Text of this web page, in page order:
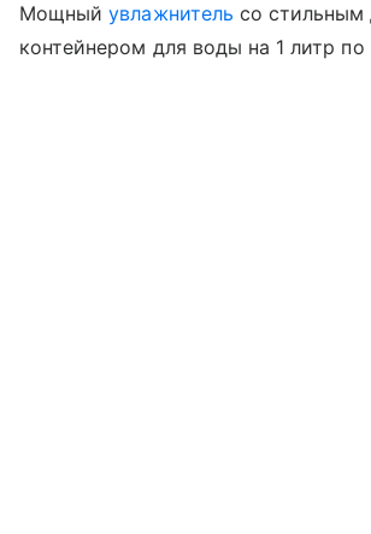
Мощныйувлажнитель со стильным
контейнером для воды на 1 литр по